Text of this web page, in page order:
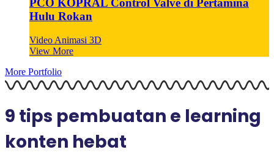
PCO KOPRAL Control Valve di Pertamina
Hulu Rokan
Video Animasi 3D
View More
More Portfolio
9 tips pembuatan e learning
konten hebat